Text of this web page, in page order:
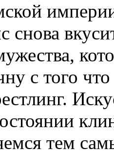
снова
с того
тем